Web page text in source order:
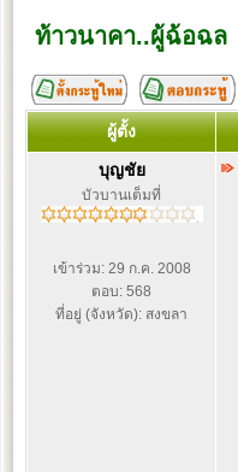
ท้าวนาคา..ผู้ฉ้อฉล
ผู้ตั้ง
บุญชัย
บัวบานเต็มที่
เข้าร่วม: 29 ก.ค. 2008
ตอบ: 568
ที่อยู่ (จังหวัด): สงขลา